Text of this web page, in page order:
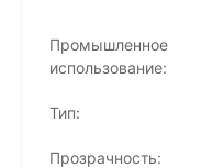
Промышленное
использование:
Тип:
Прозрачность: